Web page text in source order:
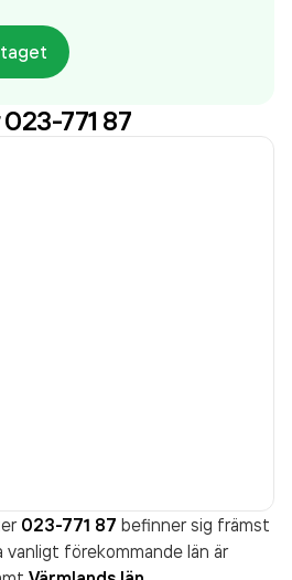
Bolaget är ett aktiebolag
1972. Swedol AB - Swedol
krsenaste
771 87
023-771 87 befinner sig främst
vanligt förekommande län är